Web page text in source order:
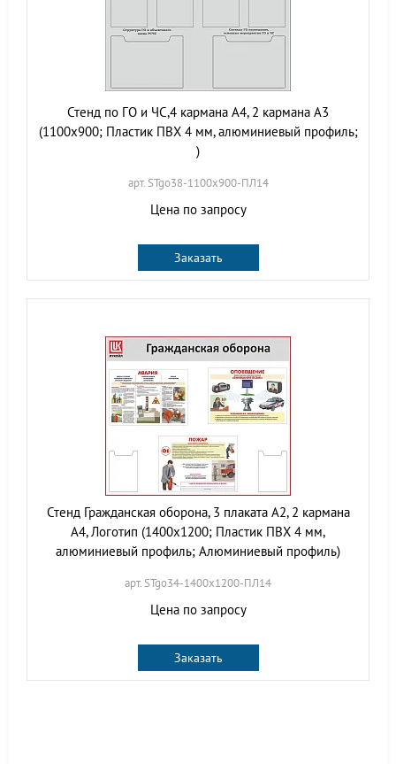
Стенд по ГО и ЧС,4 кармана А4, 2 кармана А3
(1100х900; Пластик ПВХ 4 мм, алюминиевый профиль;
)
арт. STgo38-1100х900-ПЛ14
Цена по запросу
Заказать
Стенд Гражданская оборона, 3 плаката А2, 2 кармана
А4, Логотип (1400х1200; Пластик ПВХ 4 мм,
алюминиевый профиль; Алюминиевый профиль)
арт. STgo34-1400х1200-ПЛ14
Цена по запросу
Заказать